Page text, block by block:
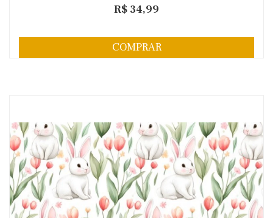
R$ 34,99
COMPRAR